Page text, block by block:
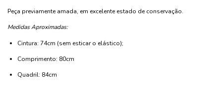
Peça previamente amada, em excelente estado de conservação.
Medidas Aproximadas:
Cintura: 74cm (sem esticar o elástico);
Comprimento: 80cm
Quadril: 84cm